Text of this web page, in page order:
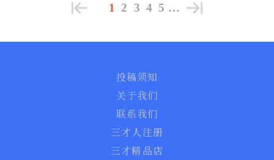
1 2 3 4 5 …
投稿须知
关于我们
联系我们
三才人注册
三才精品店